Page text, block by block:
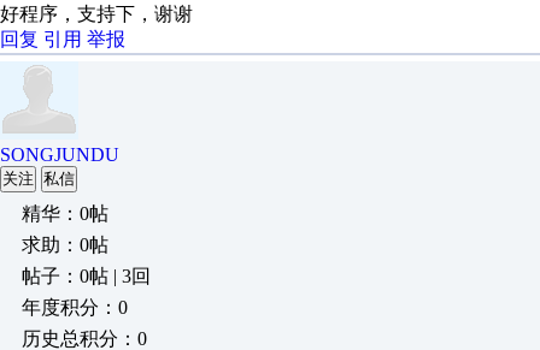
好程序，支持下，谢谢
回复 引用 举报
SONGJUNDU
关注 私信
精华：0帖
求助：0帖
帖子：0帖 | 3回
年度积分：0
历史总积分：0